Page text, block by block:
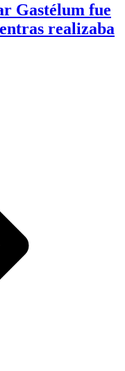
Gastélum fue
realizaba